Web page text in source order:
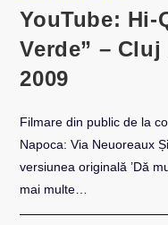
YouTube: Hi-
Verde” –
2009
Filmare din public de la
Napoca: Via Neuoreaux
versiunea originală ’Dă
mai multe…